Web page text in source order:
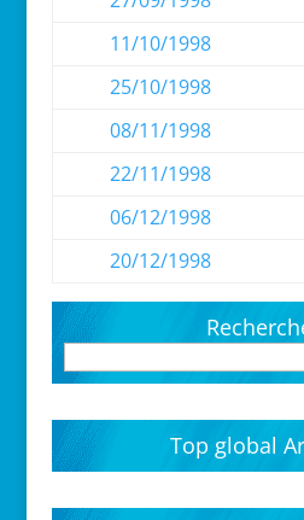
11/10/1998
25/10/1998
08/11/1998
22/11/1998
06/12/1998
20/12/1998
Top global